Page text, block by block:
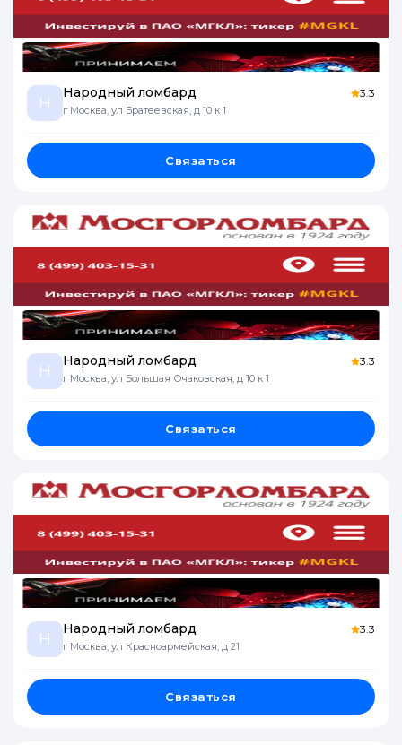
Н
Народный ломбард
г Москва, ул Братеевская, д 10 к 1
3.3
Связаться
Н
Народный ломбард
г Москва, ул Большая Очаковская, д 10 к 1
3.3
Связаться
Н
Народный ломбард
г Москва, ул Красноармейская, д 21
3.3
Связаться